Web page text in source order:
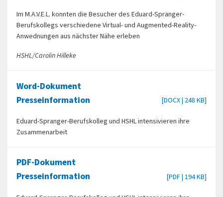
Im M.A.V.E.L. konnten die Besucher des Eduard-Spranger-
Berufskollegs verschiedene Virtual- und Augmented-Reality-
Anwednungen aus nächster Nähe erleben
HSHL/Carolin Hilleke
Word-Dokument
Presseinformation
[DOCX | 248 KB]
Eduard-Spranger-Berufskolleg und HSHL intensivieren ihre
Zusammenarbeit
PDF-Dokument
Presseinformation
[PDF | 194 KB]